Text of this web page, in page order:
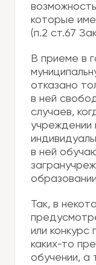
которые
(п.2 ст.67
В приеме в
отказано
в ней
случаев,
учреждении
в ней
Так, в
или конкурс
каких-то
обучении, а